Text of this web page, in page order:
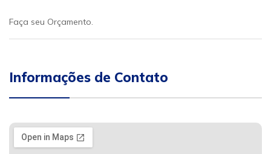
Faça seu Orçamento.
Informações de Contato